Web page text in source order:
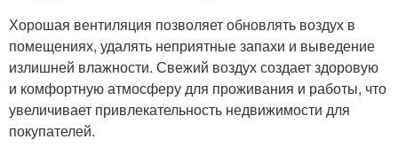
Хорошая вентиляция позволяет обновлять воздух в
помещениях, удалять неприятные запахи и выведение
излишней влажности. Свежий воздух создает здоровую
и комфортную атмосферу для проживания и работы, что
увеличивает привлекательность недвижимости для
покупателей.